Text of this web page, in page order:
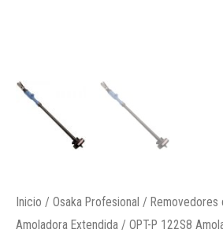
Inicio / Osaka Profesional / Removedores
Amoladora Extendida / OPT-P 122S8